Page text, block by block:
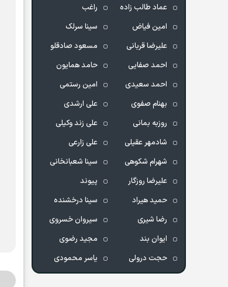
عماد طالب زاده
راغب
امین فیاض
سینا سرلک
علیرضا قربانی
مسعود صادقلو
احمد صفایی
حامد همایون
احمد سعیدی
امین رستمی
بهنام صفوی
علی ارشدی
روزبه بمانی
علی زند وکیلی
شادمهر عقیلی
علی زارعی
شهرام شکوهی
سینا شعبانخانی
علیرضا روزگار
پیوند
حمید هیراد
سینا درخشنده
رضا شیری
سیروان خسروی
ایوان بند
مجید رضوی
حجت درولی
یاسر محمودی